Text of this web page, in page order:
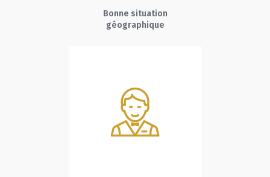
Bonne situation
géographique